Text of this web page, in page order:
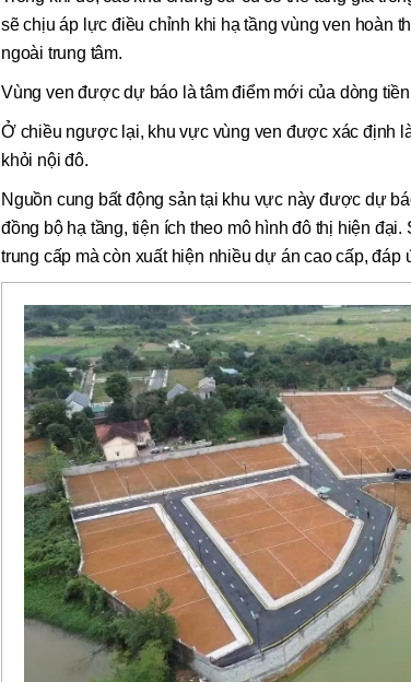
sẽ chịu áp lực điều chỉnh khi hạ tầng vùng ven hoàn
ngoài trung tâm.
Vùng ven được dự báo là tâm điểm mới của dòng
Ở chiều ngược lại, khu vực vùng ven được xác định
khỏi nội đô.
Nguồn cung bất động sản tại khu vực này được dự
đồng bộ hạ tầng, tiện ích theo mô hình đô thị hiện
trung cấp mà còn xuất hiện nhiều dự án cao cấp, đáp